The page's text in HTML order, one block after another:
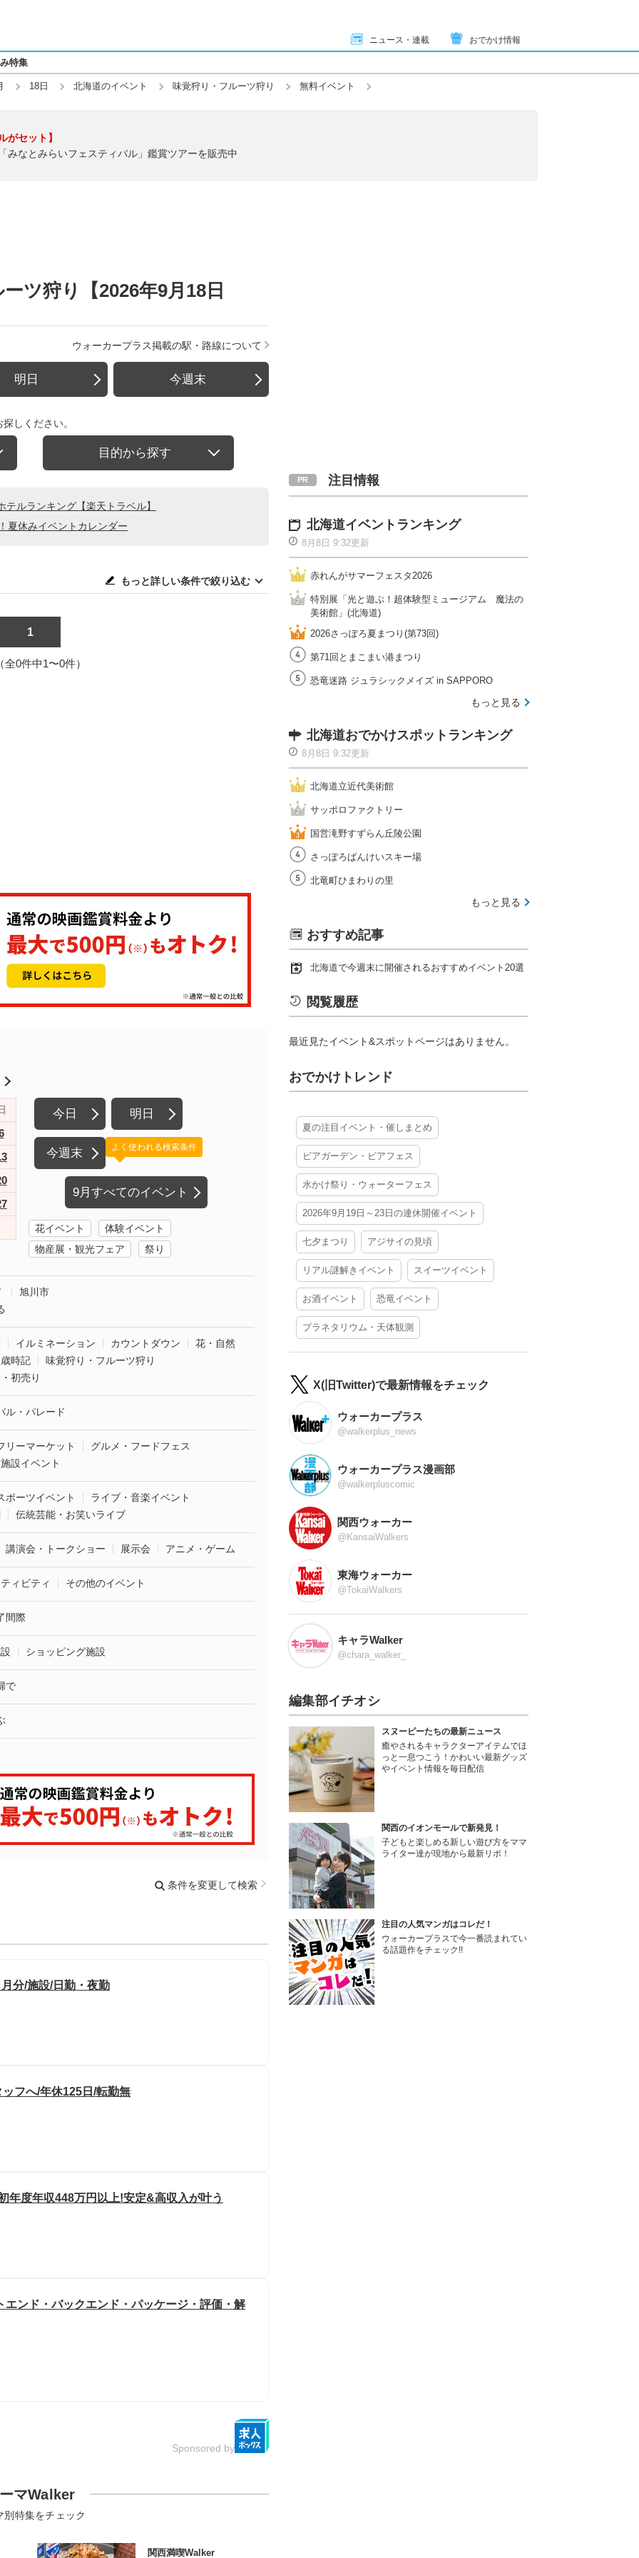
ニュース・連載 おでかけ情報
特集
18日 北海道のイベント 味覚狩り・フルーツ狩り 無料イベント
がセット】
みなとみらいフェスティバル」鑑賞ツアーを販売中
ツ狩り【2026年9月18日
ウォーカープラス掲載の駅・路線について
明日 今週末
しください。
目的から探す
ルランキング【楽天トラベル】
夏休みイベントカレンダー
もっと詳しい条件で絞り込む
1
全0件中1〜0件）
今日 明日
今週末
9月すべてのイベント
よく使われる検索条件
花イベント
体験イベント
物産展・観光フェア
祭り
旭川市
イルミネーション カウントダウン
花・自然
時記
味覚狩り・フルーツ狩り
初売り
ル・パレード
リーマーケット
グルメ・フードフェス
設イベント
ポーツイベント
ライブ・音楽イベント
伝統芸能・お笑いライブ
講演会・トークショー 展示会 アニメ・ゲーム
ィビティ その他のイベント
間際
ショッピング施設
で
条件を変更して検索
分/施設/日勤・夜勤
フへ/年休125日/転勤無
年度年収448万円以上!安定&高収入が叶う
ンド・バックエンド・パッケージ・評価・解
Sponsored by
マWalker
別特集をチェック
関西満喫Walker
注目情報
北海道イベントランキング
8月8日 9:32更新
赤れんがサマーフェスタ2026
特別展「光と遊ぶ！超体験型ミュージアム 魔法の
美術館」(北海道)
2026さっぽろ夏まつり(第73回)
第71回とまこまい港まつり
恐竜迷路 ジュラシックメイズ in SAPPORO
もっと見る
北海道おでかけスポットランキング
8月8日 9:32更新
北海道立近代美術館
サッポロファクトリー
国営滝野すずらん丘陵公園
さっぽろばんけいスキー場
北竜町ひまわりの里
もっと見る
おすすめ記事
北海道で今週末に開催されるおすすめイベント20選
閲覧履歴
最近見たイベント&スポットページはありません。
おでかけトレンド
夏の注目イベント・催しまとめ
ビアガーデン・ビアフェス
水かけ祭り・ウォーターフェス
2026年9月19日～23日の連休開催イベント
七夕まつり アジサイの見頃
リアル謎解きイベント スイーツイベント
お酒イベント 恐竜イベント
プラネタリウム・天体観測
X(旧Twitter)で最新情報をチェック
ウォーカープラス
@walkerplus_news
ウォーカープラス漫画部
@walkerpluscomic
関西ウォーカー
@KansaiWalkers
東海ウォーカー
@TokaiWalkers
キャラWalker
@chara_walker_
編集部イチオシ
スヌーピーたちの最新ニュース
癒やされるキャラクターアイテムでほ
っと一息つこう！かわいい最新グッズ
やイベント情報を毎日配信
関西のイオンモールで新発見！
子どもと楽しめる新しい遊び方をママ
ライター達が現地から最新リポ！
注目の人気マンガはコレだ！
ウォーカープラスで今一番読まれてい
る話題作をチェック!!